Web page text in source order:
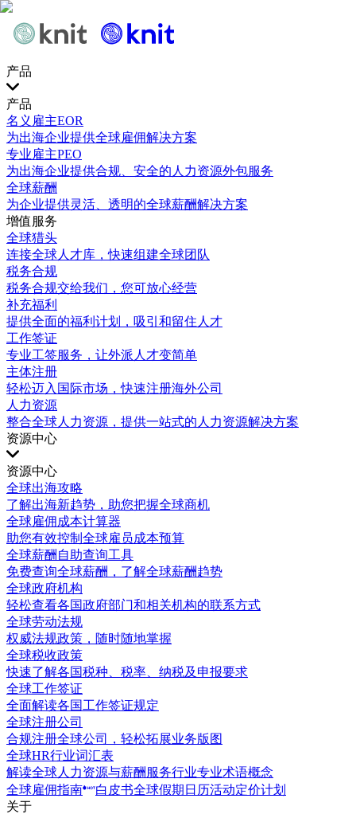
产品
产品
名义雇主EOR
为出海企业提供全球雇佣解决方案
专业雇主PEO
为出海企业提供合规、安全的人力资源外包服务
全球薪酬
为企业提供灵活、透明的全球薪酬解决方案
增值服务
全球猎头
连接全球人才库，快速组建全球团队
税务合规
税务合规交给我们，您可放心经营
补充福利
提供全面的福利计划，吸引和留住人才
工作签证
专业工签服务，让外派人才变简单
主体注册
轻松迈入国际市场，快速注册海外公司
人力资源
整合全球人力资源，提供一站式的人力资源解决方案
资源中心
资源中心
全球出海攻略
了解出海新趋势，助您把握全球商机
全球雇佣成本计算器
助您有效控制全球雇员成本预算
全球薪酬自助查询工具
免费查询全球薪酬，了解全球薪酬趋势
全球政府机构
轻松查看各国政府部门和相关机构的联系方式
全球劳动法规
权威法规政策，随时随地掌握
全球税收政策
快速了解各国税种、税率、纳税及申报要求
全球工作签证
全面解读各国工作签证规定
全球注册公司
合规注册全球公司，轻松拓展业务版图
全球HR行业词汇表
解读全球人力资源与薪酬服务行业专业术语概念
全球雇佣指南
白皮书全球假期日历活动定价计划
关于